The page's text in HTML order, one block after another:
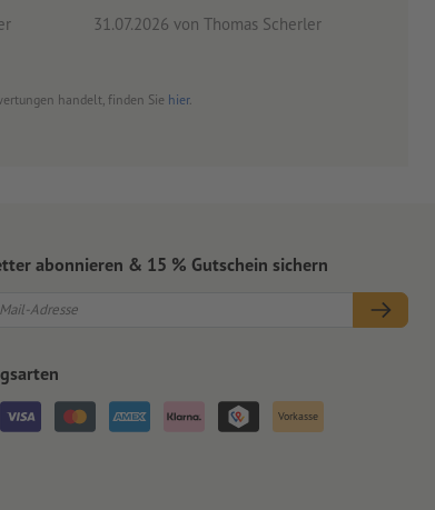
31.07.2026 von Thomas Scherler
handelt, finden Sie hier.
abonnieren & 15 % Gutschein sichern
Vorkasse